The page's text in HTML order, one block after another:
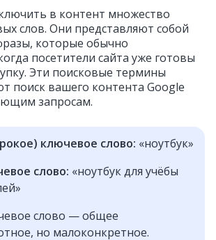
в контент множество
слов. Они представляют собой
которые обычно
посетители сайта уже готовы
Эти поисковые термины
поиск вашего контента Google
запросам.
ключевое слово: «ноутбук»
слово: «ноутбук для учёбы
слово — общее
но малоконкретное.